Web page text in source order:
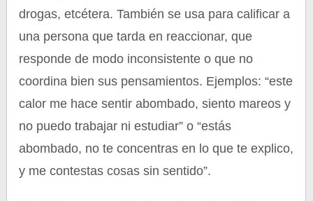
drogas, etcétera. También se usa para calificar a
una persona que tarda en reaccionar, que
responde de modo inconsistente o que no
coordina bien sus pensamientos. Ejemplos: “este
calor me hace sentir abombado, siento mareos y
no puedo trabajar ni estudiar” o “estás
abombado, no te concentras en lo que te explico,
y me contestas cosas sin sentido”.